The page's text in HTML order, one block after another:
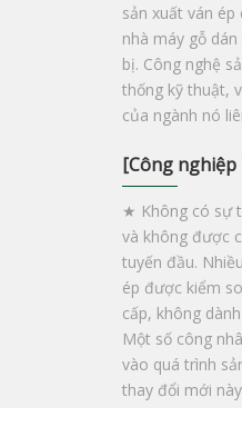
sản xuất ván
nhà máy gỗ
bị. Công nghệ
thống kỹ thuật,
của ngành nó
[Công
★ Không có sự
và không được
tuyến đầu.
ép được kiểm
cấp, không
Một số công
vào quá trình
thay đổi mới